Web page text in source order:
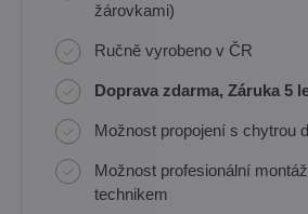
žárovkami)
Ručně vyrobeno v ČR
Doprava zdarma, Záruka 5
Možnost propojení s chytrou
Možnost profesionální
technikem